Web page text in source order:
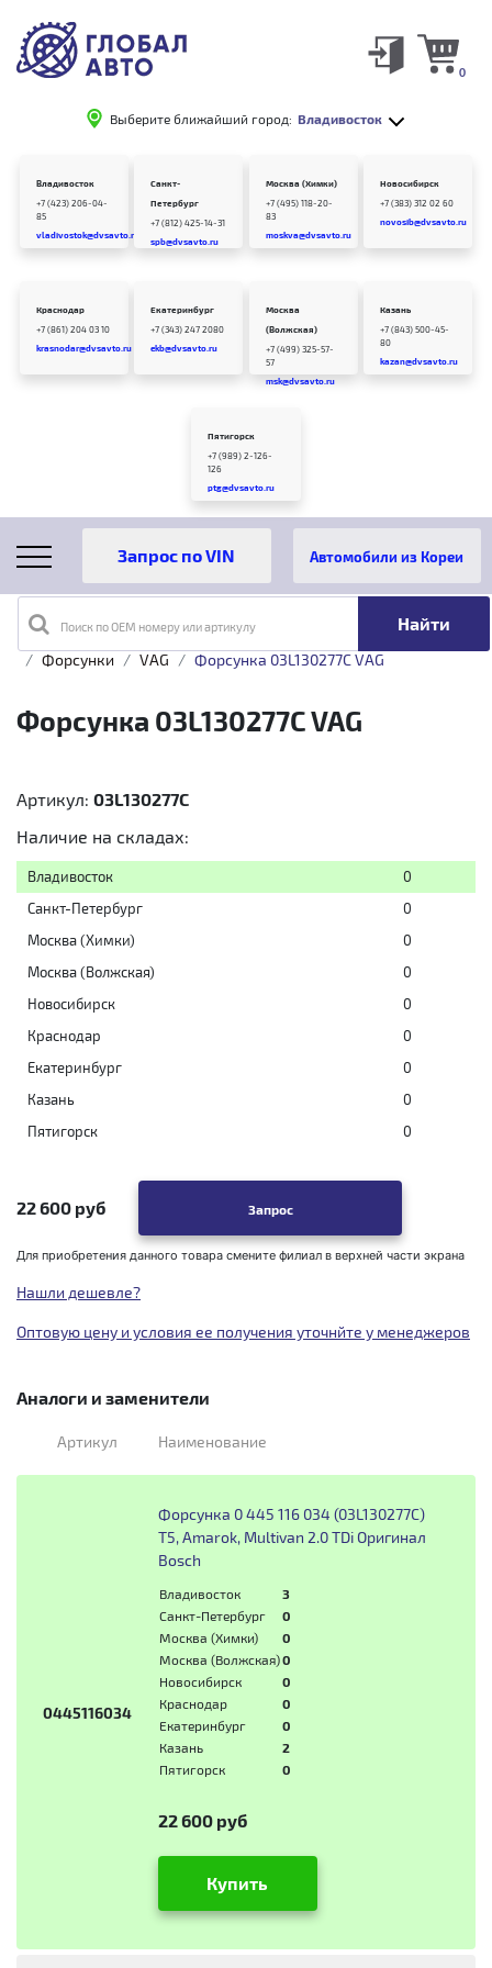
Выберите ближайший город: Владивосток
0
Владивосток
+7 (423) 206-04-
85
vladivostok@dvsavto.ru
Санкт-
Петербург
+7 (812) 425-14-31
spb@dvsavto.ru
Москва (Химки)
+7 (495) 118-20-
83
moskva@dvsavto.ru
Новосибирск
+7 (383) 312 02 60
novosib@dvsavto.ru
Краснодар
+7 (861) 204 03 10
krasnodar@dvsavto.ru
Екатеринбург
+7 (343) 247 2080
ekb@dvsavto.ru
Москва
(Волжская)
+7 (499) 325-57-
57
msk@dvsavto.ru
Казань
+7 (843) 500-45-
80
kazan@dvsavto.ru
Пятигорск
+7 (989) 2-126-
126
ptg@dvsavto.ru
Поиск по OEM номеру или артикулу
Автомобили из Кореи
Главная Каталог товаров
Топливная аппаратура
Форсунки
VAG Форсунка 03L130277C VAG
Форсунка 03L130277C VAG
Артикул: 03L130277C
Наличие на складах:
Владивосток
0
Санкт-Петербург
0
Москва (Химки)
0
Москва (Волжская)
0
Новосибирск
0
Краснодар
0
Екатеринбург
0
Казань
0
Пятигорск
0
22 600 руб Запрос
Для приобретения данного товара смените филиал в верхней части экрана
Нашли дешевле?
Оптовую цену и условия ее получения уточнйте у менеджеров
Аналоги и заменители
Артикул Наименование
0445116034
Форсунка 0 445 116 034 (03L130277C)
T5, Amarok, Multivan 2.0 TDi Оригинал
Bosch
Владивосток
3
Санкт-Петербург
0
Москва (Химки)
0
Москва (Волжская)0
Новосибирск
0
Краснодар
0
Екатеринбург
0
Казань
2
Пятигорск
0
22 600 руб
Купить